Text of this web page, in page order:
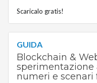
Scaricalo gratis!
GUIDA
Blockchain &
sperimentazione
numeri e scenari